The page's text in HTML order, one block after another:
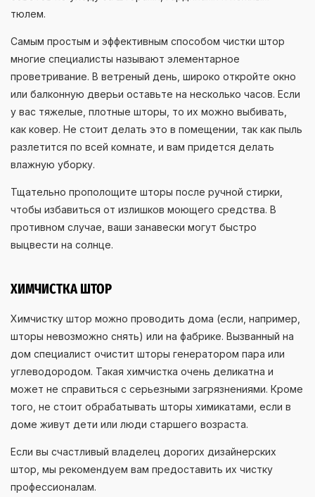
тюлем.
Самым простым и эффективным способом чистки штор
многие специалисты называют элементарное
проветривание. В ветреный день, широко откройте окно
или балконную дверьи оставьте на несколько часов. Если
у вас тяжелые, плотные шторы, то их можно выбивать,
как ковер. Не стоит делать это в помещении, так как пыль
разлетится по всей комнате, и вам придется делать
влажную уборку.
Тщательно прополощите шторы после ручной стирки,
чтобы избавиться от излишков моющего средства. В
противном случае, ваши занавески могут быстро
выцвести на солнце.
ХИМЧИСТКА ШТОР
Химчистку штор можно проводить дома (если, например,
шторы невозможно снять) или на фабрике. Вызванный на
дом специалист очистит шторы генератором пара или
углеводородом. Такая химчистка очень деликатна и
может не справиться с серьезными загрязнениями. Кроме
того, не стоит обрабатывать шторы химикатами, если в
доме живут дети или люди старшего возраста.
Если вы счастливый владелец дорогих дизайнерских
штор, мы рекомендуем вам предоставить их чистку
профессионалам.